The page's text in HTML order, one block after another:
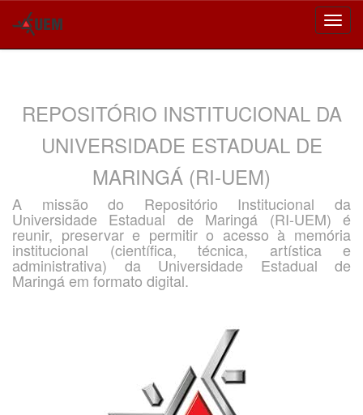
REPOSITÓRIO INSTITUCIONAL DA
UNIVERSIDADE ESTADUAL DE
MARINGÁ (RI-UEM)
A missão do Repositório Institucional da
Universidade Estadual de Maringá (RI-UEM) é
reunir, preservar e permitir o acesso à memória
institucional (científica, técnica, artística e
administrativa) da Universidade Estadual de
Maringá em formato digital.